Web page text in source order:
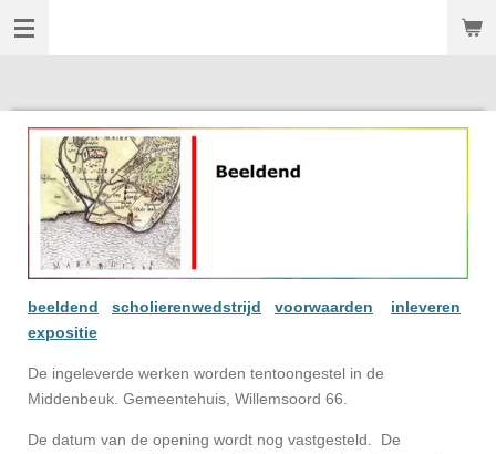
Ga
hoofdinhoud
beeldend scholierenwedstrijd voorwaarden
inleveren
expositie
De ingeleverde werken worden tentoongestel in de
Middenbeuk. Gemeentehuis, Willemsoord 66.
De datum van de opening wordt nog vastgesteld. De